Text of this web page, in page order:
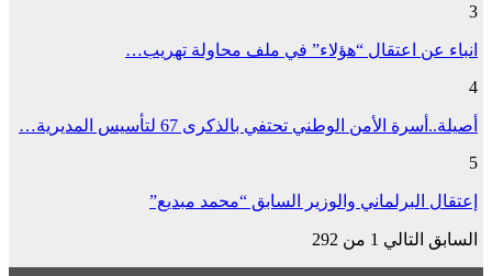
3
انباء عن اعتقال “هؤلاء” في ملف محاولة تهريب…
4
أصيلة..أسرة الأمن الوطني تحتفي بالذكرى 67 لتأسيس المديرية…
5
إعتقال البرلماني والوزير السابق “محمد مبديع”
السابق التالي 1 من 292